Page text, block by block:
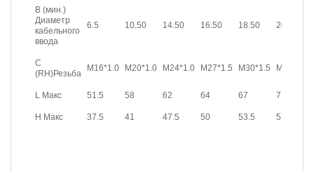
B (мин.)
Диаметр
кабельного
ввода
6.5 10.50 14.50 16.50 18.50 20.50
C
(RH)Резьба
M16*1.0 M20*1.0 M24*1.0 M27*1.5 M30*1.5 M33*1.5
L Макс 51.5 58 62 64 67 71
H Макс 37.5 41 47.5 50 53.5 57.5